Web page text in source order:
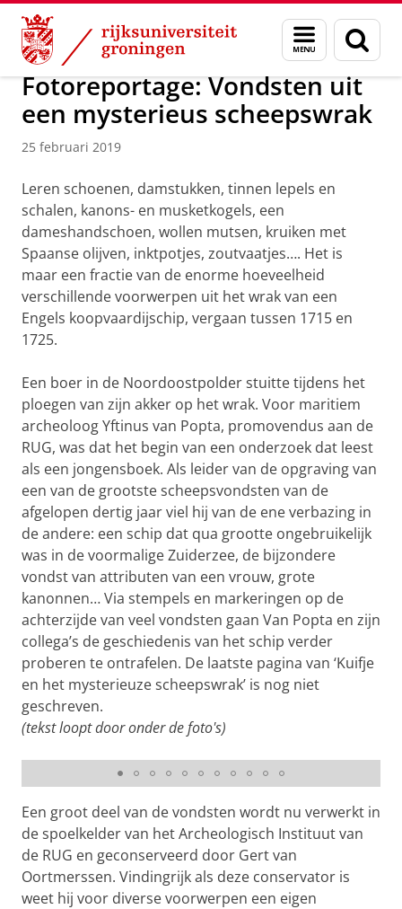
Skip
Content
Skip
Navigation
Menu
en
zoeken
Over ons Actueel Nieuws Nieuwsberichten
Fotoreportage: Vondsten uit
een mysterieus scheepswrak
25 februari 2019
Leren schoenen, damstukken, tinnen lepels en
schalen, kanons- en musketkogels, een
dameshandschoen, wollen mutsen, kruiken met
Spaanse olijven, inktpotjes, zoutvaatjes…. Het is
maar een fractie van de enorme hoeveelheid
verschillende voorwerpen uit het wrak van een
Engels koopvaardijschip, vergaan tussen 1715 en
1725.
Een boer in de Noordoostpolder stuitte tijdens het
ploegen van zijn akker op het wrak. Voor maritiem
archeoloog Yftinus van Popta, promovendus aan de
RUG, was dat het begin van een onderzoek dat leest
als een jongensboek. Als leider van de opgraving van
een van de grootste scheepsvondsten van de
afgelopen dertig jaar viel hij van de ene verbazing in
de andere: een schip dat qua grootte ongebruikelijk
was in de voormalige Zuiderzee, de bijzondere
vondst van attributen van een vrouw, grote
kanonnen… Via stempels en markeringen op de
achterzijde van veel vondsten gaan Van Popta en zijn
collega’s de geschiedenis van het schip verder
proberen te ontrafelen. De laatste pagina van ‘Kuifje
en het mysterieuze scheepswrak’ is nog niet
geschreven.
(tekst loopt door onder de foto's)
Zo’n dertig schoenen hebben de archeologen gevonden.
De gesp ontbreekt bij deze, maar de hak is wel
zichtbaar. Handig voor meer grip bij het klimmen in het
Een groot deel van de vondsten wordt nu verwerkt in
de spoelkelder van het Archeologisch Instituut van
de RUG en geconserveerd door Gert van
Oortmerssen. Vindingrijk als deze conservator is
weet hij voor diverse voorwerpen een eigen